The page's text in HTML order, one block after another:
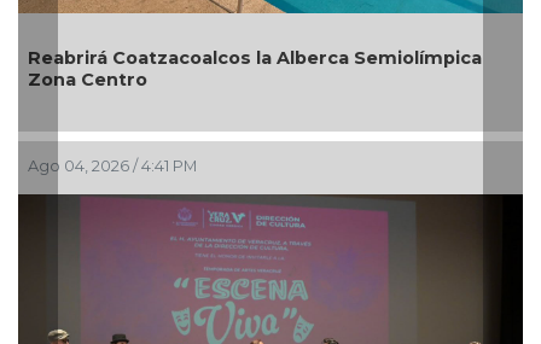
Reabrirá Coatzacoalcos la Alberca Semiolímpica
Zona Centro
Ago 04, 2026 / 4:41 PM